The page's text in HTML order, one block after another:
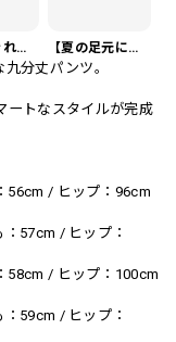
【楽ちんきれいめ】ワッフル カジュアル スリムスラックスパンツ PA0226 【夏の足元に】編み込みベルト付き フラット サンダル 3color SH0128
分丈パンツ。
ートなスタイルが完成
/ ヒップ：96cm
57cm / ヒップ：
/ ヒップ：100cm
59cm / ヒップ：